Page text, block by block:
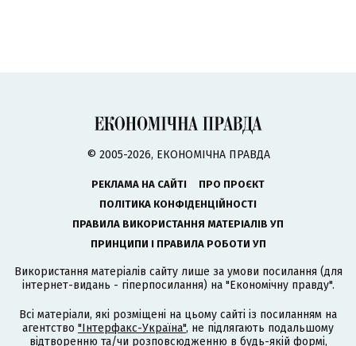
© 2005-2026, ЕКОНОМІЧНА ПРАВДА
РЕКЛАМА НА САЙТІ
ПРО ПРОЄКТ
ПОЛІТИКА КОНФІДЕНЦІЙНОСТІ
ПРАВИЛА ВИКОРИСТАННЯ МАТЕРІАЛІВ УП
ПРИНЦИПИ І ПРАВИЛА РОБОТИ УП
Використання матеріалів сайту лише за умови посилання (для
інтернет-видань - гіперпосилання) на "Економічну правду".
Всі матеріали, які розміщені на цьому сайті із посиланням на
агентство "Інтерфакс-Україна", не підлягають подальшому
відтворенню та/чи розповсюдженню в будь-якій формі,